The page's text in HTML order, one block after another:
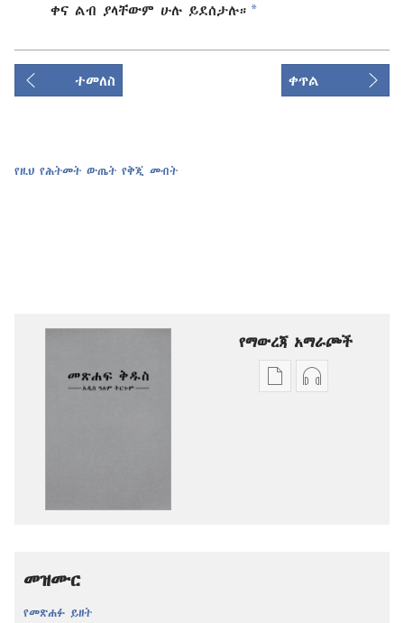
ቀና ልብ ያላቸውም ሁሉ ይደሰታሉ። *
ተመለስ ቀጥል
የዚህ የሕትመት ውጤት የቅጂ መብት
የማውረጃ አማራጮች
የሕትመትኦዲዮዎችን
መዝሙር
የመጽሐፉ ይዘት